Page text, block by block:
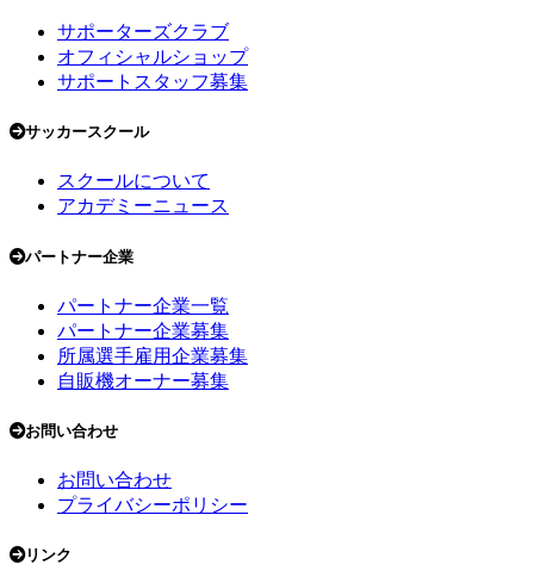
サポーターズクラブ
オフィシャルショップ
サポートスタッフ募集
サッカースクール
スクールについて
アカデミーニュース
パートナー企業
パートナー企業一覧
パートナー企業募集
所属選手雇用企業募集
自販機オーナー募集
お問い合わせ
お問い合わせ
プライバシーポリシー
リンク